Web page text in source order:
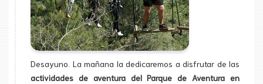
Desayuno. La mañana la dedicaremos a disfrutar de las
actividades de aventura del Parque de Aventura en